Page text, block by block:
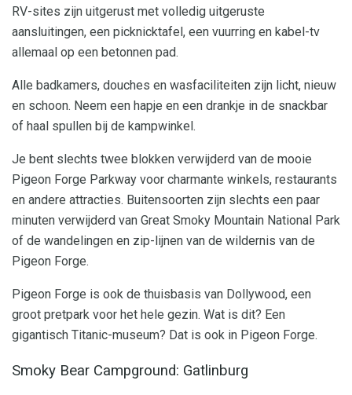
RV-sites zijn uitgerust met volledig uitgeruste
aansluitingen, een picknicktafel, een vuurring en kabel-tv
allemaal op een betonnen pad.
Alle badkamers, douches en wasfaciliteiten zijn licht, nieuw
en schoon. Neem een ​​hapje en een drankje in de snackbar
of haal spullen bij de kampwinkel.
Je bent slechts twee blokken verwijderd van de mooie
Pigeon Forge Parkway voor charmante winkels, restaurants
en andere attracties. Buitensoorten zijn slechts een paar
minuten verwijderd van Great Smoky Mountain National Park
of de wandelingen en zip-lijnen van de wildernis van de
Pigeon Forge.
Pigeon Forge is ook de thuisbasis van Dollywood, een
groot pretpark voor het hele gezin. Wat is dit? Een
gigantisch Titanic-museum? Dat is ook in Pigeon Forge.
Smoky Bear Campground: Gatlinburg